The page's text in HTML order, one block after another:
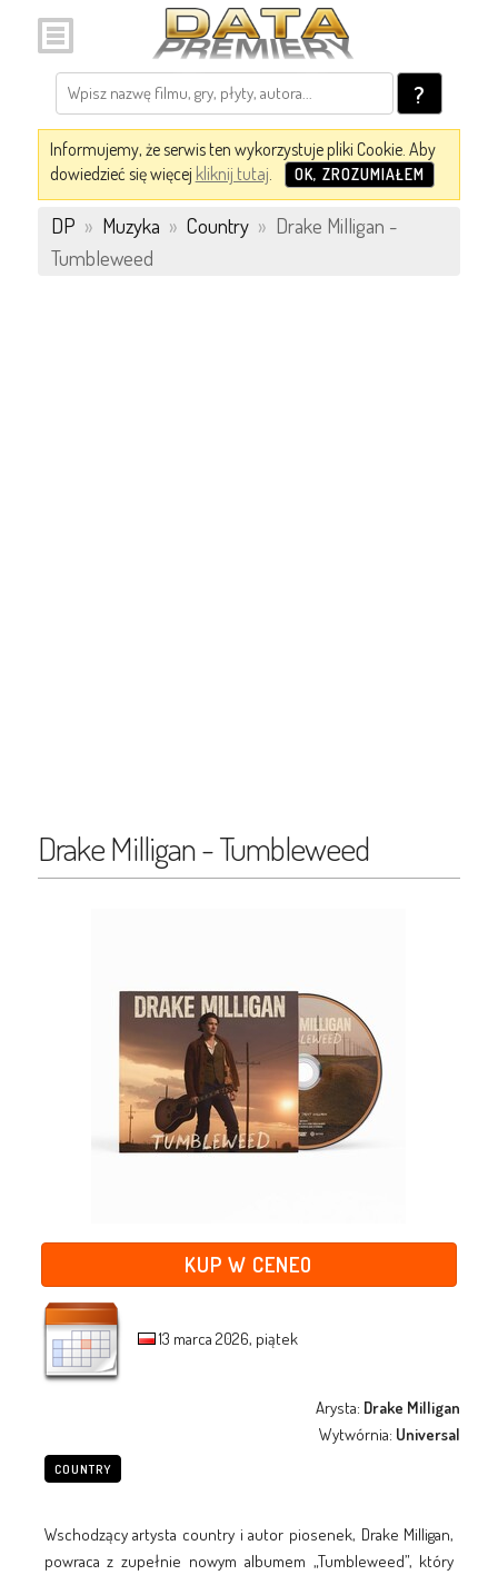
?
Informujemy, że serwis ten wykorzystuje pliki Cookie. Aby
dowiedzieć się więcej kliknij tutaj. OK, ZROZUMIAŁEM
DP » Muzyka » Country » Drake Milligan -
Tumbleweed
Drake Milligan - Tumbleweed
KUP W CENEO
13 marca 2026, piątek
Arysta: Drake Milligan
Wytwórnia: Universal
COUNTRY
Wschodzący artysta country i autor piosenek, Drake Milligan,
powraca z zupełnie nowym albumem „Tumbleweed”, który